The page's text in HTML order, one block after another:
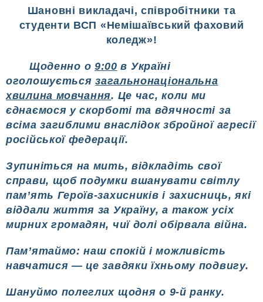
Шановні викладачі, співробітники та
студенти ВСП «Немішаївський фаховий
коледж»!
Щоденно о 9:00 в Україні
оголошуєтьсязагальнонаціональна
хвилина мовчання. Це час, коли ми
єднаємося у скорботі та вдячності за
всіма загиблими внаслідок збройної агресії
російської федерації.
Зупиніться на мить, відкладіть свої
справи, щоб подумки вшанувати світлу
пам’ять Героїв-захисників і захисниць, які
віддали життя за Україну, а також усіх
мирних громадян, чиї долі обірвала війна.
Пам’ятаймо: наш спокій і можливість
навчатися — це завдяки їхньому подвигу.
Шануймо полеглих щодня о 9-й ранку.